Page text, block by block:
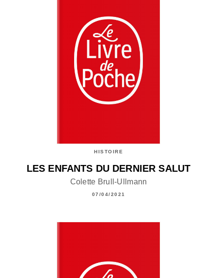
HISTOIRE
LES ENFANTS DU DERNIER SALUT
Colette Brull-Ullmann
07/04/2021